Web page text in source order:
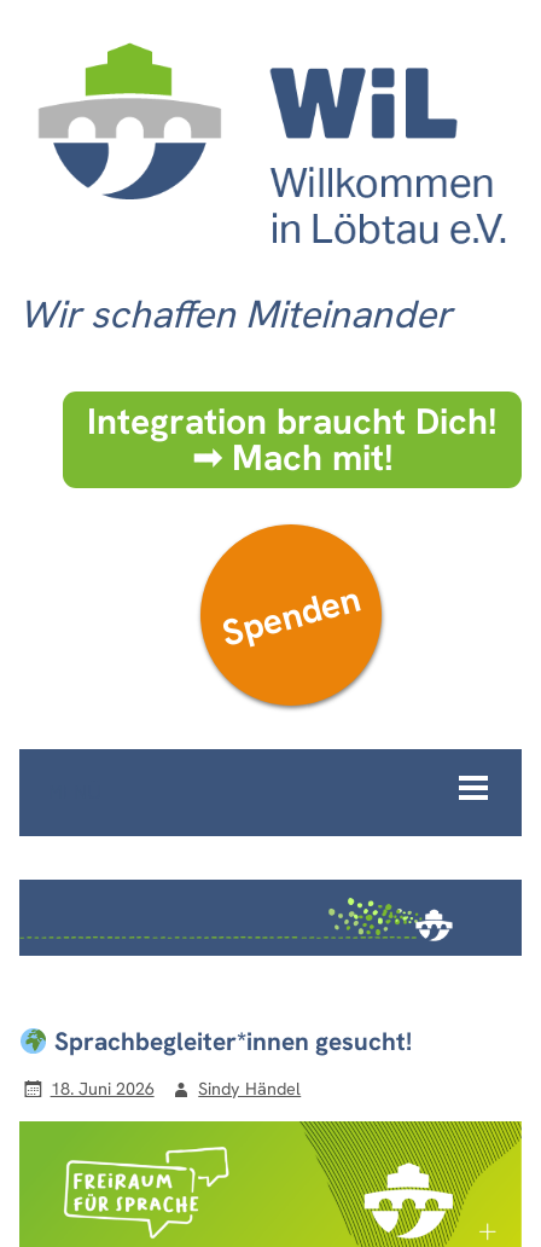
Wir schaffen Miteinander
Integration braucht Dich!
➟ Mach mit!
Spenden
Sprachbegleiter*innen gesucht!
18. Juni 2026 Sindy Händel